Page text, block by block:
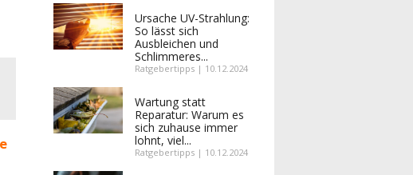
Ursache UV-Strahlung:
So lässt sich
Ausbleichen und
Schlimmeres...
Ratgebertipps | 10.12.2024
Wartung statt
Reparatur: Warum es
sich zuhause immer
lohnt, viel...
Ratgebertipps | 10.12.2024